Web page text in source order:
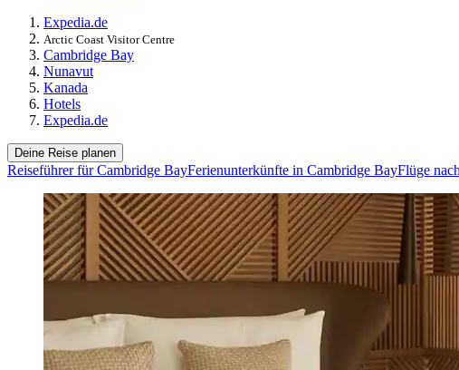
Expedia.de
Arctic Coast Visitor Centre
Cambridge Bay
Nunavut
Kanada
Hotels
Expedia.de
Deine Reise planen
Reiseführer für Cambridge BayFerienunterkünfte in Cambridge BayFlüge